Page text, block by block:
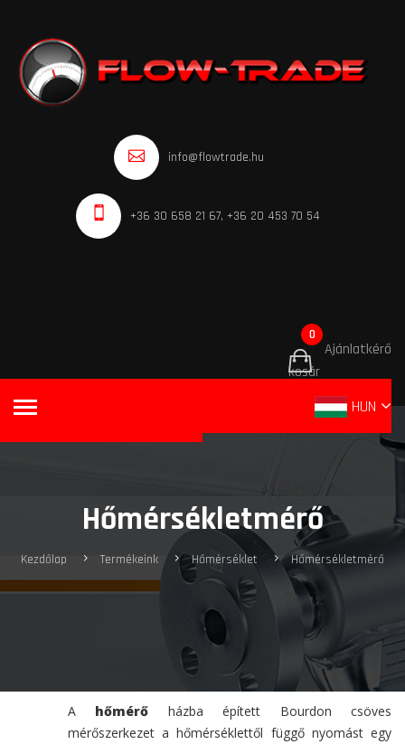
info@flowtrade.hu
+36 30 658 21 67, +36 20 453 70 54
Ajánlatkérő
kosár
0
HUN
Hőmérsékletmérő
Kezdőlap Termékeink Hőmérséklet Hőmérsékletmérő
A hőmérő házba épített Bourdon csöves
mérőszerkezet a hőmérséklettől függő nyomást egy